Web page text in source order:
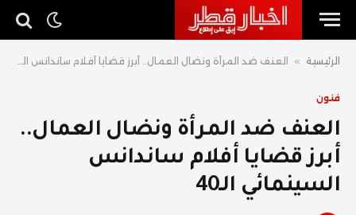
الرئيسية » العنف ضد المرأة ونضال العمال.. أبرز قضايا أفلام ساندانس السينمائي الـ40
فنون
العنف ضد المرأة ونضال العمال..
أبرز قضايا أفلام ساندانس
السينمائي الـ40